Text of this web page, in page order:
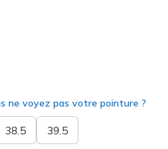
ne voyez pas votre pointure ?
38.5 39.5